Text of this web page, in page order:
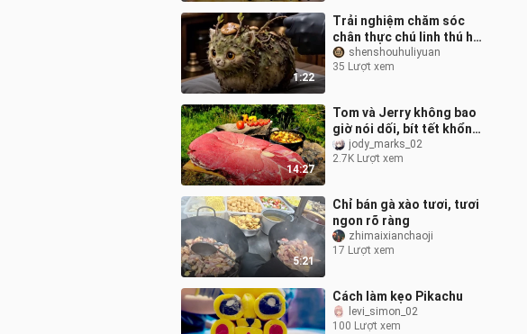
1:22
Trải nghiệm chăm sóc
chân thực chú linh thú hệ
Mộc bé nhỏ bí ẩn
shenshouhuliyuan
35 Lượt xem
14:27
Tom và Jerry không bao
giờ nói dối, bít tết khổng
lồ thực sự tồn tại
jody_marks_02
2.7K Lượt xem
5:21
Chỉ bán gà xào tươi, tươi
ngon rõ ràng
zhimaixianchaoji
17 Lượt xem
Cách làm kẹo Pikachu
levi_simon_02
100 Lượt xem